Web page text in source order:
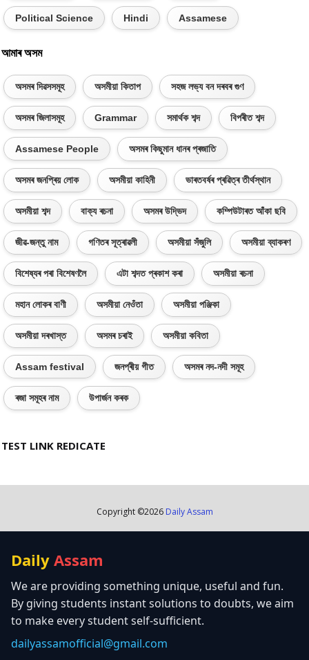
Political Science Hindi Assamese
আমাৰ অসম
অসমৰ দিৱসসমূহ অসমীয়া কিতাপ সহজ লভ্য বন দৰবৰ গুণ
অসমৰ জিলাসমূহ Grammar সমাৰ্থক শব্দ বিপৰীত শব্দ
Assamese People অসমৰ কিছুমান ধানৰ প্ৰজাতি
অসমৰ জনপ্ৰিয় লোক অসমীয়া কাহিনী ভাৰতবৰ্ষৰ প্ৰৱিত্ৰ তীৰ্থস্থান
অসমীয়া শব্দ বাক্য ৰচনা অসমৰ উদ্ভিদ কম্পিউটাৰত আঁকা ছবি
জীৱ-জন্তু নাম গণিতৰ সূত্ৰাৱলী অসমীয়া সঁজুলি অসমীয়া ব্যাকৰণ
বিশেষ্যৰ পৰা বিশেষণলৈ এটা শব্দত প্ৰকাশ কৰা অসমীয়া ৰচনা
মহান লোকৰ বাণী অসমীয়া নেওঁতা অসমীয়া পঞ্জিকা
অসমীয়া দৰখাস্ত অসমৰ চৰাই অসমীয়া কবিতা
Assam festival জনপ্ৰীয় গীত অসমৰ নদ-নদী সমূহ
ৰজা সমূহৰ নাম উপাৰ্জন কৰক
TEST LINK REDICATE
Copyright ©2026 Daily Assam
Daily Assam
We are providing something unique, useful and fun.
By giving students instant solutions to doubts, we aim
to make every student self-sufficient.
dailyassamofficial@gmail.com